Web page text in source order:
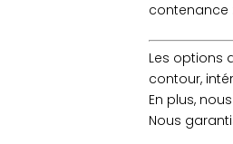
contenance
Les options
contour,
En plus,
Nous